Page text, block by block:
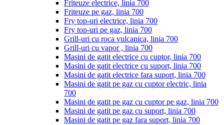
Friteuze electrice, linia 700
Friteuze pe gaz, linia 700
Fry top-uri electrice, linia 700
Fry top-uri pe gaz, linia 700
Grill-uri cu roca vulcanica, linia 700
Grill-uri cu vapor , linia 700
Masini de gatit electrice cu cuptor, linia 700
Masini de gatit electrice cu suport, linia 700
Masini de gatit electrice fara suport, linia 700
Masini de gatit pe gaz cu cuptor electric, linia
700
Masini de gatit pe gaz cu cuptor pe gaz, linia 700
Masini de gatit pe gaz cu suport, linia 700
Masini de gatit pe gaz fara suport, linia 700